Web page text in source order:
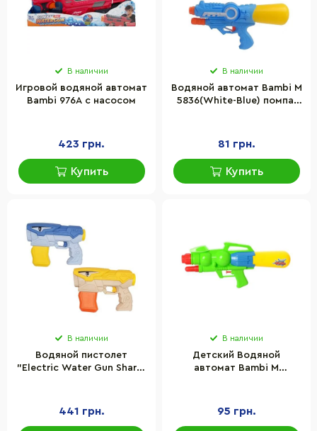
В наличии
Игровой водяной автомат
Bambi 976A с насосом
423 грн.
Купить
В наличии
Водяной автомат Bambi M
5836(White-Blue) помпа,
81 грн.
Купить
В наличии
Водяной пистолет
"Electric Water Gun Shark"
441 грн.
В наличии
Детский Водяной
автомат Bambi M
95 грн.